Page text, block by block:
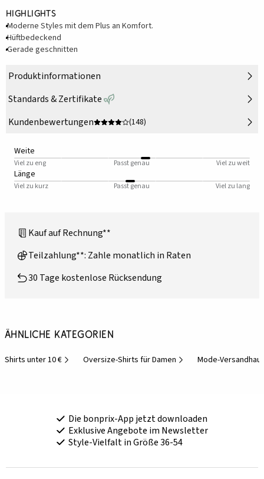
Highlights
Moderne Styles mit dem Plus an Komfort.
Hüftbedeckend
Gerade geschnitten
Produktinformationen
Standards & Zertifikate
Kundenbewertungen
(148)
Weite
Viel zu eng Passt genau Viel zu weit
Länge
Viel zu kurz Passt genau Viel zu lang
Kauf auf Rechnung**
Teilzahlung**: Zahle monatlich in Raten
30 Tage kostenlose Rücksendung
Ähnliche Kategorien
Shirts unter 10 € Oversize-Shirts für Damen Mode-
Die bonprix-App jetzt downloaden
Exklusive Angebote im Newsletter
Style-Vielfalt in Größe 36-54